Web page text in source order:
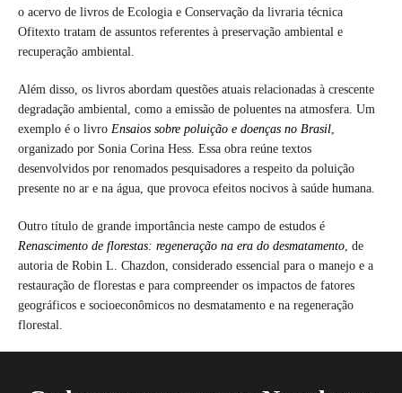
o acervo de livros de Ecologia e Conservação da livraria técnica
Ofitexto tratam de assuntos referentes à preservação ambiental e
recuperação ambiental.
Além disso, os livros abordam questões atuais relacionadas à crescente
degradação ambiental, como a emissão de poluentes na atmosfera. Um
exemplo é o livro Ensaios sobre poluição e doenças no Brasil,
organizado por Sonia Corina Hess. Essa obra reúne textos
desenvolvidos por renomados pesquisadores a respeito da poluição
presente no ar e na água, que provoca efeitos nocivos à saúde humana.
Outro título de grande importância neste campo de estudos é
Renascimento de florestas: regeneração na era do desmatamento, de
autoria de Robin L. Chazdon, considerado essencial para o manejo e a
restauração de florestas e para compreender os impactos de fatores
geográficos e socioeconômicos no desmatamento e na regeneração
florestal.